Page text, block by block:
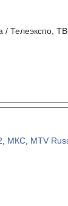
Телеэкспо,
МКС MTV